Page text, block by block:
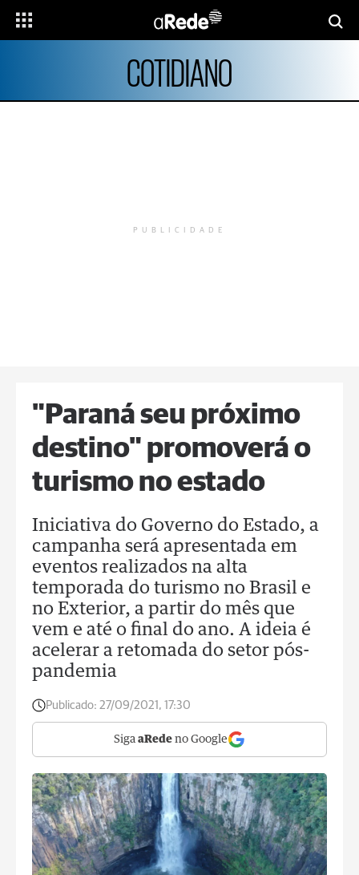
COTIDIANO
PUBLICIDADE
"Paraná seu próximo
destino" promoverá o
turismo no estado
Iniciativa do Governo do Estado, a
campanha será apresentada em
eventos realizados na alta
temporada do turismo no Brasil e
no Exterior, a partir do mês que
vem e até o final do ano. A ideia é
acelerar a retomada do setor pós-
pandemia
Publicado: 27/09/2021, 17:30
Siga aRede no Google